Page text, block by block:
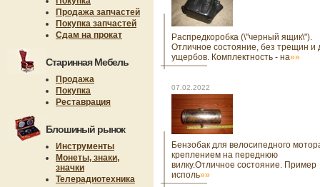
Продажа запчастей
Покупка запчастей
Сдам на прокат
Старинная Мебель
Продажа
Покупка
Реставрация
Блошиный рынок
Инструменты
Монеты, знаки,
значки
Телерадиотехника
Распредкоробка (\"черный ящик\").
Отличное состояние, без трещин и
ущербов. Комплектность - на»»
07.02.2022
Бензобак для велосипедного
креплением на переднюю
вилку.Отличное состояние. Пример
исполь»»